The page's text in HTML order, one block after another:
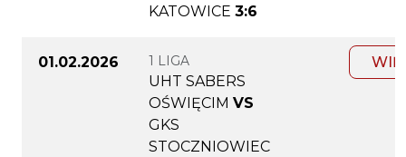
KATOWICE 3:6
01.02.2026 1 LIGA
UHT SABERS
OŚWIĘCIM VS
GKS
STOCZNIOWIEC